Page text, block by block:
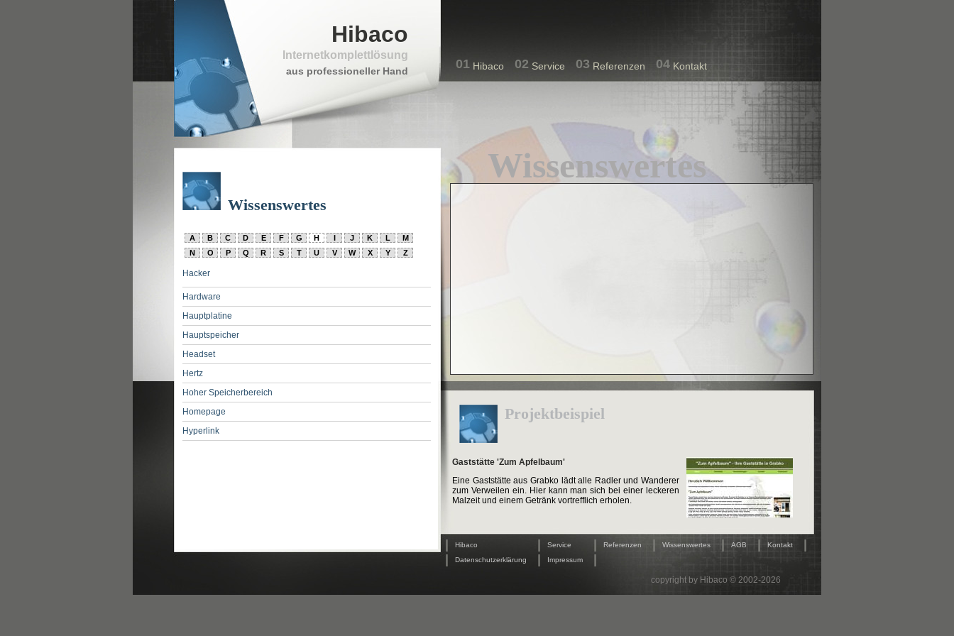
Hibaco
Internetkomplettlösung
aus professioneller Hand 01 Hibaco 02 Service 03 Referenzen 04 Kontakt
Projektbeispiel
Gaststätte 'Zum Apfelbaum'
Eine Gaststätte aus Grabko lädt alle Radler und Wanderer
zum Verweilen ein. Hier kann man sich bei einer leckeren
Malzeit und einem Getränk vortrefflich erholen.
Wissenswertes
Wissenswertes
A B C D E F G H I J K L
M
N
O P Q R S T U V W X Y Z
Hacker
Hardware
Hauptplatine
Hauptspeicher
Headset
Hertz
Hoher Speicherbereich
Homepage
Hyperlink
Hibaco Service Referenzen Wissenswertes AGB Kontakt
Datenschutzerklärung Impressum
copyright by Hibaco © 2002-2026